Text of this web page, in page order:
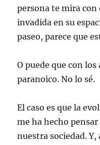
persona te mira con
invadida en su
paseo, parece que
O puede que con
paranoico. No lo sé.
El caso es que la
me ha hecho
nuestra sociedad.